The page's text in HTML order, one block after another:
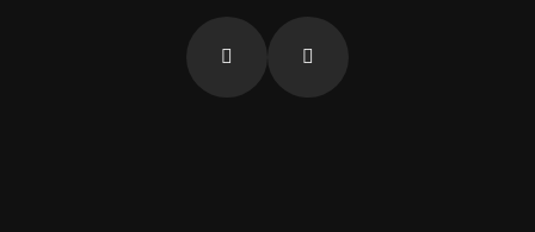
fb insta